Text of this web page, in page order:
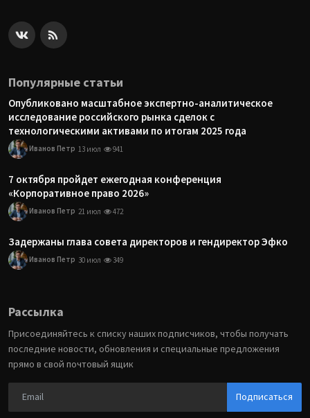
Популярные статьи
Опубликовано масштабное экспертно-аналитическое
исследование российского рынка сделок с
технологическими активами по итогам 2025 года
Иванов Петр 13 июл 941
7 октября пройдет ежегодная конференция
«Корпоративное право 2026»
Иванов Петр 21 июл 472
Задержаны глава совета директоров и гендиректор Эфко
Иванов Петр 30 июл 349
Рассылка
Присоединяйтесь к списку наших подписчиков, чтобы получать
последние новости, обновления и специальные предложения
прямо в свой почтовый ящик
Подписаться